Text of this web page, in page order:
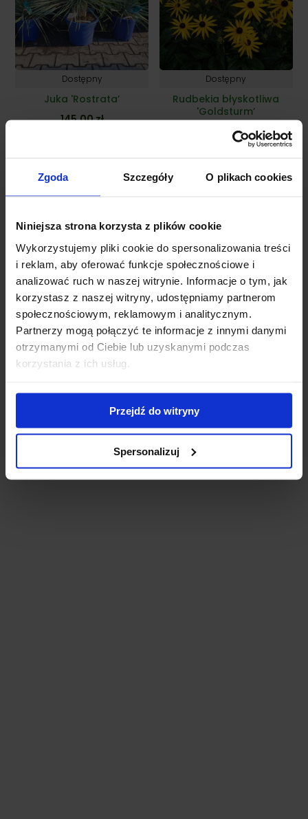
Zgoda Szczegóły O plikach cookies
Niniejsza strona korzysta z plików cookie
Wykorzystujemy pliki cookie do spersonalizowania treści
i reklam, aby oferować funkcje społecznościowe i
analizować ruch w naszej witrynie. Informacje o tym, jak
korzystasz z naszej witryny, udostępniamy partnerom
społecznościowym, reklamowym i analitycznym.
Partnerzy mogą połączyć te informacje z innymi danymi
otrzymanymi od Ciebie lub uzyskanymi podczas
korzystania z ich usług.
Przejdź do witryny
Spersonalizuj
Dostępny
Juka 'Rostrata’
145,00zł
Dostępny
Rudbekia błyskotliwa
'Goldsturm’
17,00złZakres
cen:
10,00 zł
Dostępny
Kosaciec(iris) gładki
'Variegata’
18,00zł
Dostępny
Liliowiec 'Stella De Oro’
15,00zł–20,00
do
Nasze poradniki